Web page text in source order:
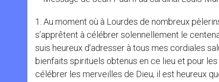
1. Au moment où à Lourdes de nombreux
s’apprêtent à célébrer solennellement le
suis heureux d’adresser à tous mes cordiales
bienfaits spirituels obtenus en ce lieu et pour
célébrer les merveilles de Dieu, il est heureux